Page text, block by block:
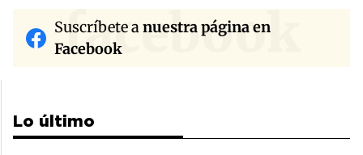
facebook
Suscríbete anuestra página en
Facebook
Lo último